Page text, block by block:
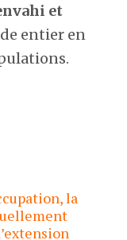
et
entier en
la